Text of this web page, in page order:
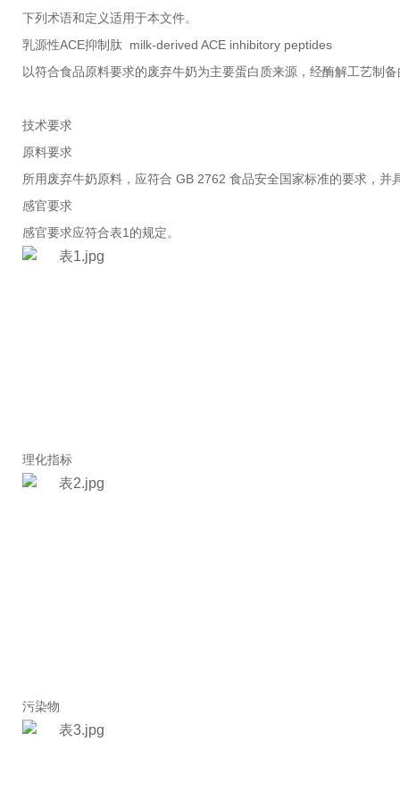
下列术语和定义适用于本文件。
乳源性ACE抑制肽 milk-derived ACE inhibitory peptides
以符合食品原料要求的废弃牛奶为主要蛋白质来源，经酶解工艺制
技术要求
原料要求
所用废弃牛奶原料，应符合 GB 2762 食品安全国家标准的要求，并
感官要求
感官要求应符合表1的规定。
理化指标
污染物